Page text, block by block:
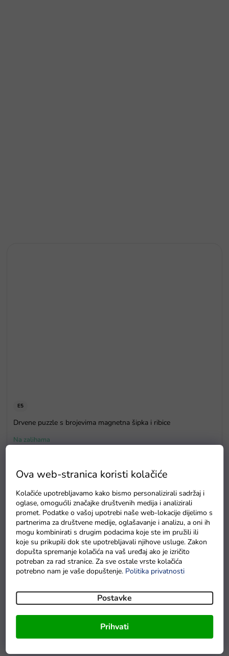
Ova web-stranica koristi kolačiće
Kolačiće upotrebljavamo kako bismo personalizirali sadržaj i
oglase, omogućili značajke društvenih medija i analizirali
promet. Podatke o vašoj upotrebi naše web-lokacije dijelimo s
partnerima za društvene medije, oglašavanje i analizu, a oni ih
mogu kombinirati s drugim podacima koje ste im pružili ili
koje su prikupili dok ste upotrebljavali njihove usluge. Zakon
dopušta spremanje kolačića na vaš uređaj ako je izričito
potreban za rad stranice. Za sve ostale vrste kolačića
potrebno nam je vaše dopuštenje. Politika privatnosti
Postavke
Prihvati
E5
Drvene puzzle s brojevima magnetna šipka i ribice
Na zalihama
Quad na akumulator Power 4x4 crni